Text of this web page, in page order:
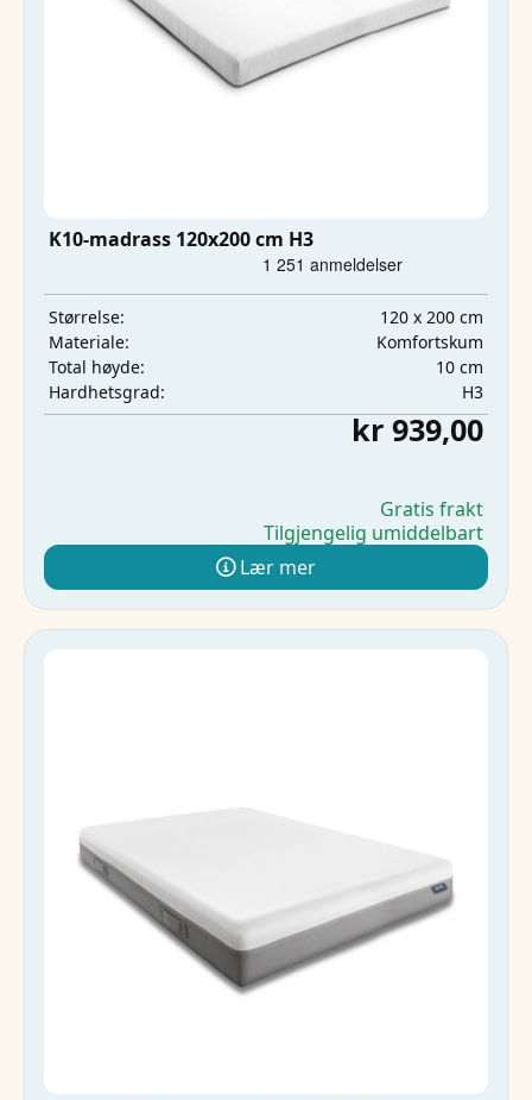
K10-madrass 120x200 cm H3
Størrelse:
120 x 200 cm
Materiale:
Komfortskum
Total høyde:
10 cm
Hardhetsgrad:
H3
kr 939,00
Gratis frakt
Tilgjengelig umiddelbart
Lær mer